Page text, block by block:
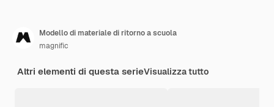
Modello di materiale di ritorno a scuola
magnific
Altri elementi di questa serieVisualizza tutto